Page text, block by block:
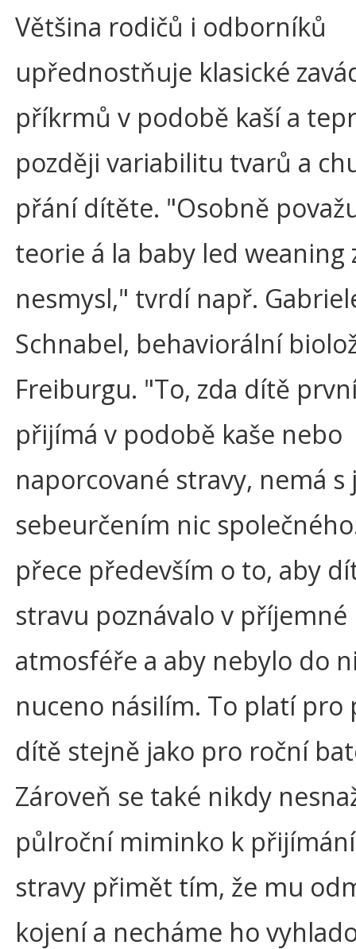
Většina rodičů i odborníků
upřednostňuje klasické
příkrmů v podobě kaší a
později variabilitu tvarů a
přání dítěte. "Osobně
teorie á la baby led weaning
nesmysl," tvrdí např.
Schnabel, behaviorální
Freiburgu. "To, zda dítě
přijímá v podobě kaše nebo
naporcované stravy, nemá s
sebeurčením nic
přece především o to, aby
stravu poznávalo v příjemné
atmosféře a aby nebylo do
nuceno násilím. To platí pro
dítě stejně jako pro roční
Zároveň se také nikdy
půlroční miminko k
stravy přimět tím, že mu
kojení a necháme ho